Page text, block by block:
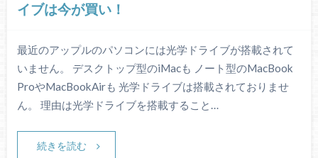
イブは今が買い！
最近のアップルのパソコンには光学ドライブが搭載されて
いません。 デスクトップ型のiMacも ノート型のMacBook
ProやMacBookAirも 光学ドライブは搭載されておりませ
ん。 理由は光学ドライブを搭載すること…
続きを読む